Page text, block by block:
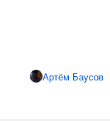
Артём Баусов